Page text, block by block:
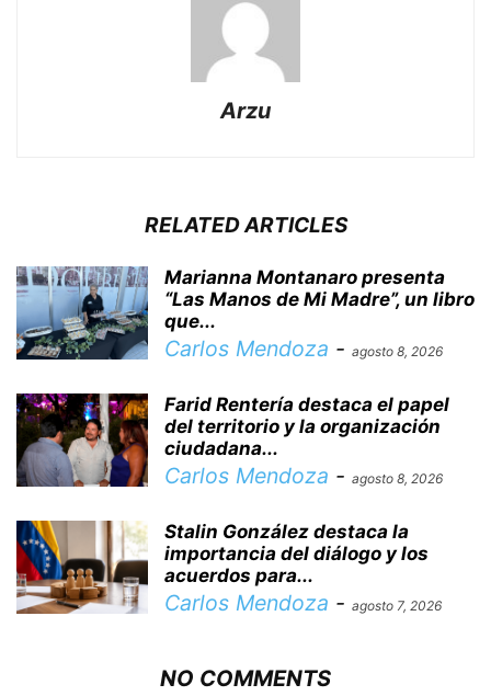
Arzu
RELATED ARTICLES
Marianna Montanaro presenta
“Las Manos de Mi Madre”, un libro
que...
Carlos Mendoza - agosto 8, 2026
Farid Rentería destaca el papel
del territorio y la organización
ciudadana...
Carlos Mendoza - agosto 8, 2026
Stalin González destaca la
importancia del diálogo y los
acuerdos para...
Carlos Mendoza - agosto 7, 2026
NO COMMENTS